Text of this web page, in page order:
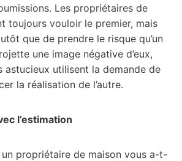
Les propriétaires de
toujours vouloir le premier, mais
que de prendre le risque qu’un
une image négative d’eux,
astucieux utilisent la demande de
la réalisation de l’autre.
l’estimation
propriétaire de maison vous a-t-